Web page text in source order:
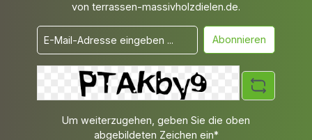
von terrassen-massivholzdielen.de.
Abonnieren
Um weiterzugehen, geben Sie die oben
abgebildeten Zeichen ein*